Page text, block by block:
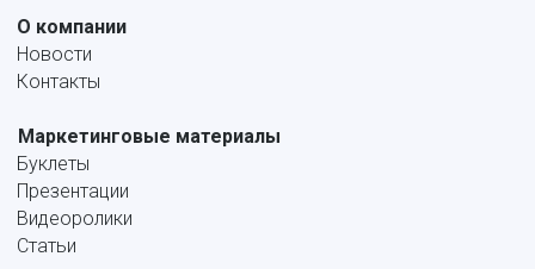
О компании
Новости
Контакты
Маркетинговые материалы
Буклеты
Презентации
Видеоролики
Статьи